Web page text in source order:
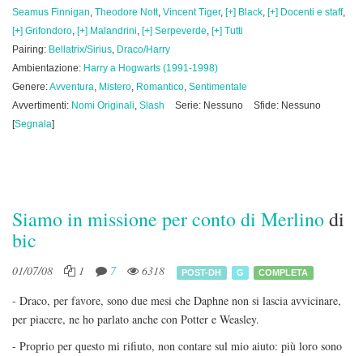
Seamus Finnigan, Theodore Nott, Vincent Tiger, [+] Black, [+] Docenti e staff,
[+] Grifondoro, [+] Malandrini, [+] Serpeverde, [+] Tutti
Pairing: Bellatrix/Sirius, Draco/Harry
Ambientazione: Harry a Hogwarts (1991-1998)
Genere:Avventura, Mistero, Romantico, Sentimentale
Avvertimenti: Nomi Originali, Slash Serie: Nessuno
Sfide: Nessuno
[Segnala]
Siamo in missione per conto di Merlinodi
bic
01/07/08 1 7 6318 POST-DH G COMPLETA
- Draco, per favore, sono due mesi che Daphne non si lascia avvicinare,
per piacere, ne ho parlato anche con Potter e Weasley.
- Proprio per questo mi rifiuto, non contare sul mio aiuto: più loro sono